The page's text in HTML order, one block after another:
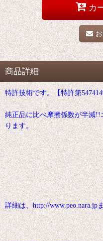
カ
商品詳細
特許技術です。【特許第
純正品に比べ摩擦係数が半減
ります。
詳細は、http://www.peo.nara.jp